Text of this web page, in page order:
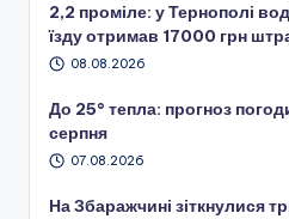
2,2 проміле: у Тернополі
їзду отримав 17000 грн
08.08.2026
До 25° тепла: прогноз
серпня
07.08.2026
На Збаражчині зіткнулися